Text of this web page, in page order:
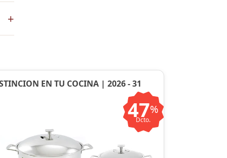
+
EN TU COCINA | 2026 - 31
47%
Dcto.